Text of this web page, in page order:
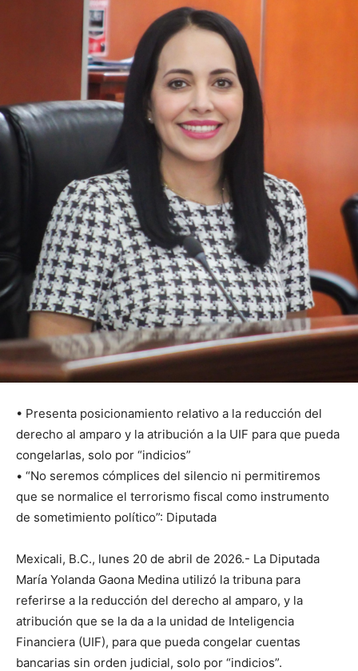
• Presenta posicionamiento relativo a la reducción del
derecho al amparo y la atribución a la UIF para que pueda
congelarlas, solo por “indicios”
• “No seremos cómplices del silencio ni permitiremos
que se normalice el terrorismo fiscal como instrumento
de sometimiento político”: Diputada
Mexicali, B.C., lunes 20 de abril de 2026.- La Diputada
María Yolanda Gaona Medina utilizó la tribuna para
referirse a la reducción del derecho al amparo, y la
atribución que se la da a la unidad de Inteligencia
Financiera (UIF), para que pueda congelar cuentas
bancarias sin orden judicial, solo por “indicios”.